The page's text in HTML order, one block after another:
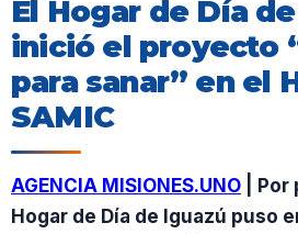
El Hogar de Día
inició el proyecto
para sanar” en el
SAMIC
AGENCIA MISIONES.UNO |
Hogar de Día de Iguazú puso